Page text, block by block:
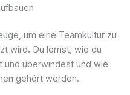
um eine Teamkultur zu
wird. Du lernst, wie du
und überwindest und wie
gehört werden.